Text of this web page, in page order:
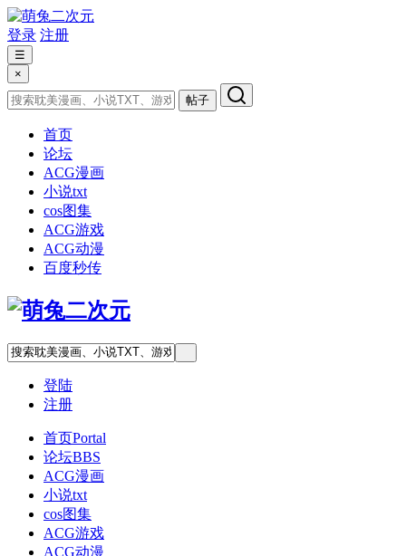
登录 注册
☰
×
帖子
首页
论坛
ACG漫画
小说txt
cos图集
ACG游戏
ACG动漫
百度秒传
登陆
注册
首页Portal
论坛BBS
ACG漫画
小说txt
cos图集
ACG游戏
ACG动漫